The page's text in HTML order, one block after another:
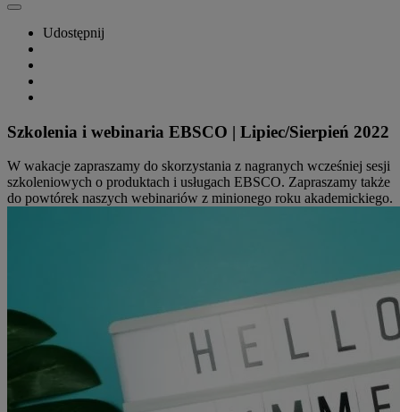
Udostępnij
Szkolenia i webinaria EBSCO | Lipiec/Sierpień 2022
W wakacje zapraszamy do skorzystania z nagranych wcześniej sesji
szkoleniowych o produktach i usługach EBSCO. Zapraszamy także
do powtórek naszych webinariów z minionego roku akademickiego.